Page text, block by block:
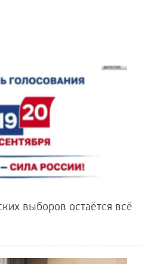
выборов остаётся всё